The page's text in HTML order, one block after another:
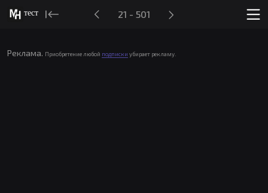
тест 21 - 501
Реклама. Приобретение любой подписки убирает рекламу.